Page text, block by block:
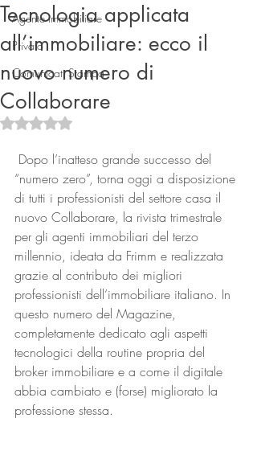
Connect
Agente immobiliare
Privato
Comunicati Stampa
Tecnologia applicata
all’immobiliare: ecco il
nuovo numero di
Collaborare
Valutazione NaN stelle su 5.
“numero zero”, torna oggi a disposizione
di tutti i professionisti del settore casa il
nuovo Collaborare, la rivista trimestrale
per gli agenti immobiliari del terzo
millennio, ideata da Frimm e realizzata
grazie al contributo dei migliori
professionisti dell’immobiliare italiano. In
questo numero del Magazine,
completamente dedicato agli aspetti
tecnologici della routine propria del
broker immobiliare e a come il digitale
abbia cambiato e (forse) migliorato la
professione stessa.